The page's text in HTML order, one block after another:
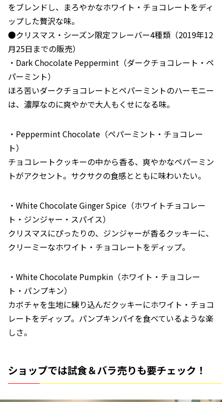
をブレンドし、まろやかなホワイト・チョコレートをディ
ップした贅沢な味。
●クリスマス・シーズン限定フレーバー4種類（2019年12
月25日までの販売）
・Dark Chocolate Peppermint（ダークチョコレート・ペ
パーミント）
ほろ苦いダークチョコレートとペパーミントのハーモニー
は、濃厚なのに爽やかで大人もくせになる味。
・Peppermint Chocolate（ペパーミント・チョコレー
ト）
チョコレートクッキーの中から香る、爽やかなペパーミン
トがアクセント。サクサクの食感とともに味わいたい。
・White Chocolate Ginger Spice（ホワイトチョコレー
ト・ジンジャー・スパイス）
クリスマスにぴったりの、ジンジャーが香るクッキーに、
クリーミーなホワイト・チョコレートをディップ。
・White Chocolate Pumpkin（ホワイト・チョコレー
ト・パンプキン）
カボチャを生地に練り込んだクッキーにホワイト・チョコ
レートをディップ。パンプキンパイを食べているような楽
しさ。
ショップでは試食＆バラ売りも要チェック！